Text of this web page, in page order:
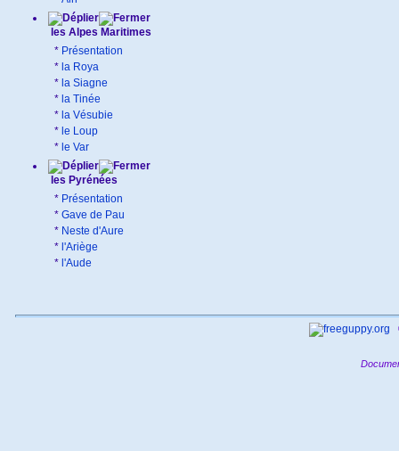
les Alpes Maritimes
* Présentation
* la Roya
* la Siagne
* la Tinée
* la Vésubie
* le Loup
* le Var
les Pyrénées
* Présentation
* Gave de Pau
* Neste d'Aure
* l'Ariège
* l'Aude